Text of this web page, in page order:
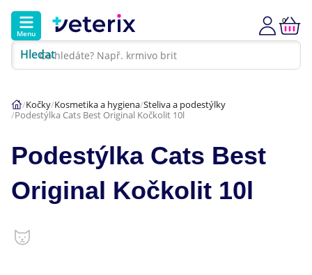
Menu
Hledat
0
Hlavní kategorie
Akce
Psi
Kočky
Kočky Kosmetika a hygiena Steliva a podestýlky
Podestýlka Cats Best Original Kočkolit 10l
Podestýlka Cats Best
Original Kočkolit 10l